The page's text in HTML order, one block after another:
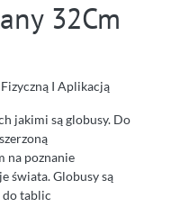
32Cm
I Aplikacją
jakimi są globusy. Do
na poznanie
świata. Globusy są
do tablic